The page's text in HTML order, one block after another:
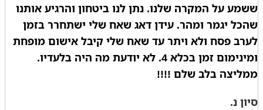
ששמע על המקרה שלנו. נתן לנו ביטחון והרגיע אותנו
שהכל יגמר ומהר. עידן דאג שאח שלי ישתחרר בזמן
לערב פסח ולא ויתר עד שאח שלי קיבל אישום מופחת
ומינימום זמן בכלא 4. לא יודעת מה היה בלעדיו.
ממליצה בלב שלם !!!!
סיון נ.